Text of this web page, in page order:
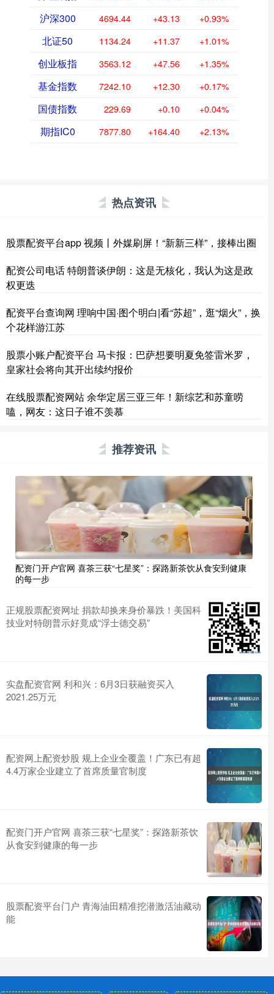
沪深300 4694.44 +43.13 +0.93%
北证50 1134.24 +11.37 +1.01%
创业板指 3563.12 +47.56 +1.35%
基金指数 7242.10 +12.30 +0.17%
国债指数 229.69 +0.10 +0.04%
期指IC0 7877.80 +164.40 +2.13%
热点资讯
股票配资平台app 视频丨外媒刷屏！“新新三样”，接棒出圈
配资公司电话 特朗普谈伊朗：这是无核化，我认为这是政
权更迭
配资平台查询网 理响中国·图个明白|看“苏超”，逛“烟火”，换
个花样游江苏
股票小账户配资平台 马卡报：巴萨想要明夏免签雷米罗，
皇家社会将向其开出续约报价
在线股票配资网站 余华定居三亚三年！新综艺和苏童唠
嗑，网友：这日子谁不羡慕
推荐资讯
配资门开户官网 喜茶三获“七星奖”：探路新茶饮从食安到健康
的每一步
正规股票配资网址 捐款却换来身价暴跌！美国科
技业对特朗普示好竟成“浮士德交易”
实盘配资官网 利和兴：6月3日获融资买入
2021.25万元
配资网上配资炒股 规上企业全覆盖！广东已有超
4.4万家企业建立了首席质量官制度
配资门开户官网 喜茶三获“七星奖”：探路新茶饮
从食安到健康的每一步
股票配资平台门户 青海油田精准挖潜激活油藏动
能